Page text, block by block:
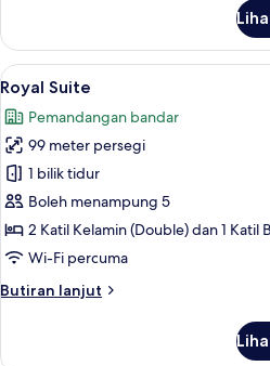
Twin
Room
Lihat
semua
foto
untuk
Royal
Suite
5
Royal Suite
Pemandangan bandar
99 meter persegi
1 bilik tidur
Boleh menampung 5
2 Katil Kelamin (Double) dan 1 Katil
Wi-Fi percuma
Butiran lanjut
Butiran